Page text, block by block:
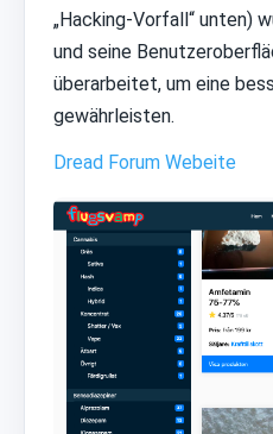
„Hacking-Vorfall“ unten)
und seine
überarbeitet, um eine
gewährleisten.
Dread Forum Webeite